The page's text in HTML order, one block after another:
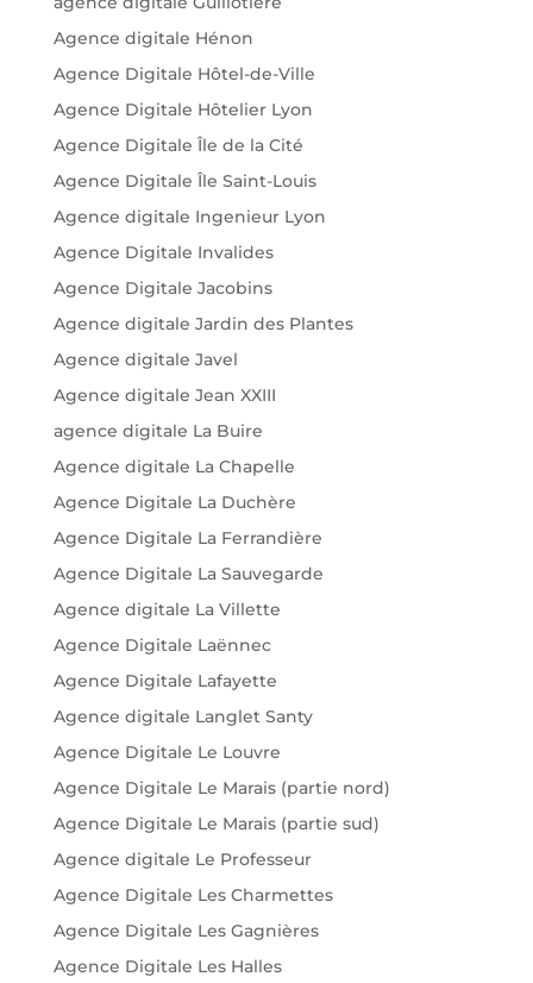
Agence digitale Hénon
Agence Digitale Hôtel-de-Ville
Agence Digitale Hôtelier Lyon
Agence Digitale Île de la Cité
Agence Digitale Île Saint-Louis
Agence digitale Ingenieur Lyon
Agence Digitale Invalides
Agence Digitale Jacobins
Agence digitale Jardin des Plantes
Agence digitale Javel
Agence digitale Jean XXIII
agence digitale La Buire
Agence digitale La Chapelle
Agence Digitale La Duchère
Agence Digitale La Ferrandière
Agence Digitale La Sauvegarde
Agence digitale La Villette
Agence Digitale Laënnec
Agence Digitale Lafayette
Agence digitale Langlet Santy
Agence Digitale Le Louvre
Agence Digitale Le Marais (partie nord)
Agence Digitale Le Marais (partie sud)
Agence digitale Le Professeur
Agence Digitale Les Charmettes
Agence Digitale Les Gagnières
Agence Digitale Les Halles